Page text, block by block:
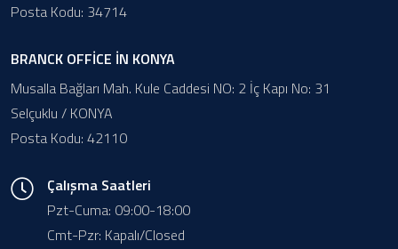
Posta Kodu: 34714
BRANCK OFFİCE İN KONYA
Musalla Bağları Mah. Kule Caddesi NO: 2 İç Kapı No: 31
Selçuklu / KONYA
Posta Kodu: 42110
Çalışma Saatleri
Pzt-Cuma: 09:00-18:00
Cmt-Pzr: Kapalı/Closed